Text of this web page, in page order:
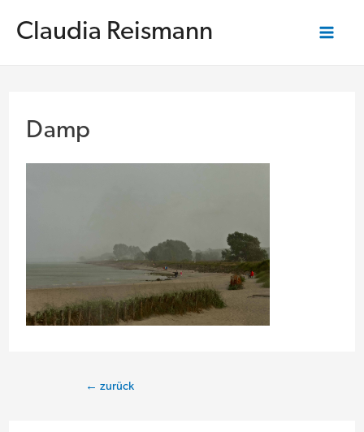
Inhalt
springen
Claudia Reismann
Damp
Beitragsnavigation
← zurück